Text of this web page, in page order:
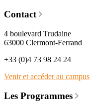
Contact
4 boulevard Trudaine
63000 Clermont-Ferrand
+33 (0)4 73 98 24 24
Venir et accéder au campus
Les Programmes